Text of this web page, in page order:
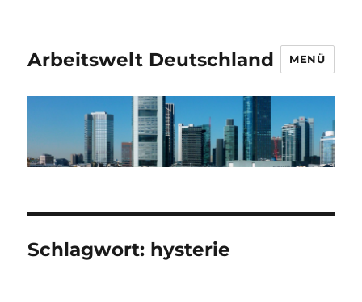
Arbeitswelt Deutschland MENÜ
Schlagwort: hysterie